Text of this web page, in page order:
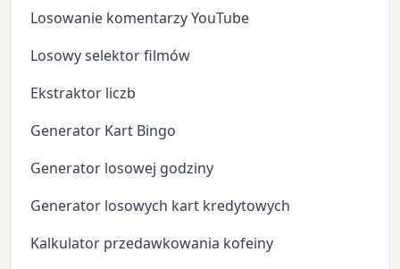
Losowanie komentarzy YouTube
Losowy selektor filmów
Ekstraktor liczb
Generator Kart Bingo
Generator losowej godziny
Generator losowych kart kredytowych
Kalkulator przedawkowania kofeiny